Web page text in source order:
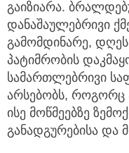
გაიზიარა.
დანაშაულებრივი
გამომდინარე,
პატიმრობის
სამართლებრივი
არსებობს, როგორც
ისე მოწმეებზე
განადგურებისა და